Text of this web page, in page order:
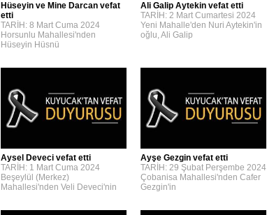
Hüseyin ve Mine Darcan vefat
etti
TARİH: 8 Mart Cuma 2024
Horsunlu Mahallesi'nden
Hüseyin Hüsnü
Ali Galip Aytekin vefat etti
TARİH: 2 Mart Cumartesi 2024
Yeni Mahalle'den Nuri Aytekin'in
oğlu, Ali Galip
Aysel Deveci vefat etti
TARİH: 1 Mart Cuma 2024
Beşeylül (Merkez)
Mahallesi'nden Veli Deveci'nin
Ayşe Gezgin vefat etti
TARİH: 29 Şubat Perşembe 2024
Çobanisa Mahallesi'nden Cafer
Gezgin'in